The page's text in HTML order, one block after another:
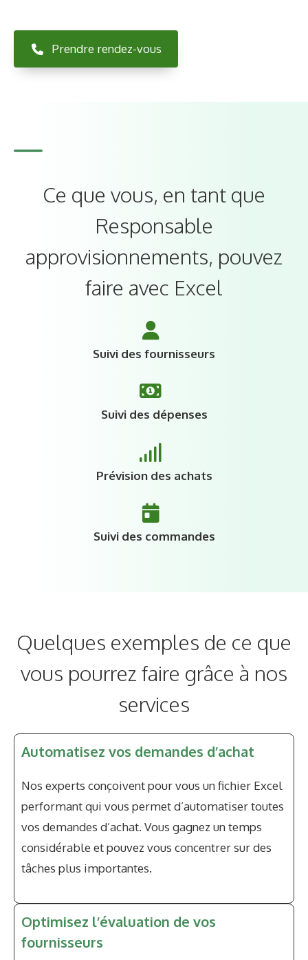
Prendre rendez-vous
Ce que vous, en tant que
Responsable
approvisionnements, pouvez
faire avec Excel
Suivi des fournisseurs
Suivi des dépenses
Prévision des achats
Suivi des commandes
Quelques exemples de ce que
vous pourrez faire grâce à nos
services
Automatisez vos demandes d’achat
Nos experts conçoivent pour vous un fichier Excel
performant qui vous permet d’automatiser toutes
vos demandes d’achat. Vous gagnez un temps
considérable et pouvez vous concentrer sur des
tâches plus importantes.
Optimisez l’évaluation de vos
fournisseurs